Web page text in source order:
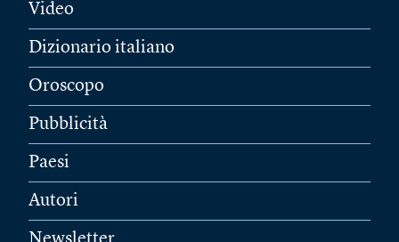
Video
Dizionario italiano
Oroscopo
Pubblicità
Paesi
Autori